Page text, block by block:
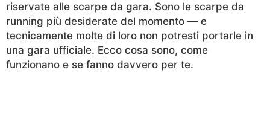
riservate alle scarpe da gara. Sono le scarpe da
running più desiderate del momento — e
tecnicamente molte di loro non potresti portarle in
una gara ufficiale. Ecco cosa sono, come
funzionano e se fanno davvero per te.